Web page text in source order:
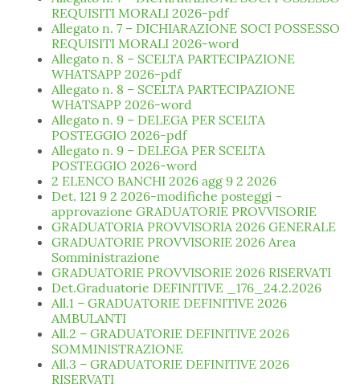
REQUISITI MORALI 2026-pdf
Allegato n. 7 – DICHIARAZIONE SOCI POSSESSO
REQUISITI MORALI 2026-word
Allegato n. 8 – SCELTA PARTECIPAZIONE
WHATSAPP 2026-pdf
Allegato n. 8 – SCELTA PARTECIPAZIONE
WHATSAPP 2026-word
Allegato n. 9 – DELEGA PER SCELTA
POSTEGGIO 2026-pdf
Allegato n. 9 – DELEGA PER SCELTA
POSTEGGIO 2026-word
2 ELENCO BANCHI 2026 agg 9 2 2026
Det. 121 9 2 2026-modifiche posteggi -
approvazione GRADUATORIE PROVVISORIE
GRADUATORIA PROVVISORIA 2026 GENERALE
GRADUATORIE PROVVISORIE 2026 Area
Somministrazione
GRADUATORIE PROVVISORIE 2026 RISERVATI
Det.Graduatorie DEFINITIVE _176_24.2.2026
All.1 – GRADUATORIE DEFINITIVE 2026
AMBULANTI
All.2 – GRADUATORIE DEFINITIVE 2026
SOMMINISTRAZIONE
All.3 – GRADUATORIE DEFINITIVE 2026
RISERVATI